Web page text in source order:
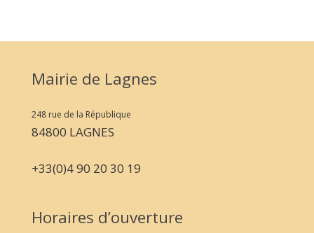
Mairie de Lagnes
248 rue de la République
84800 LAGNES
+33(0)4 90 20 30 19
Horaires d’ouverture